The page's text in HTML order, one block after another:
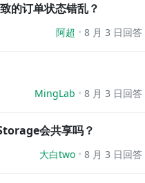
的订单状态错乱？
阿超 8 月 3 日回答
MingLab 8 月 3 日回答
会共享吗？
大白two 8 月 3 日回答